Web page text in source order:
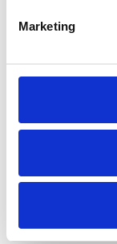
Marketing
Har du
er dette
som har
inneholder
Kartet får du